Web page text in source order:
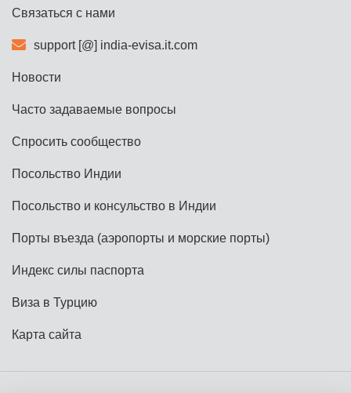
Связаться с нами
support [@] india-evisa.it.com
Новости
Часто задаваемые вопросы
Спросить сообщество
Посольство Индии
Посольство и консульство в Индии
Порты въезда (аэропорты и морские порты)
Индекс силы паспорта
Виза в Турцию
Карта сайта